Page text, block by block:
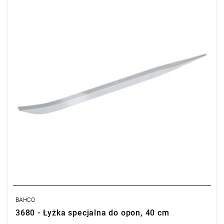
BAHCO
3680 - Łyżka specjalna do opon, 40 cm